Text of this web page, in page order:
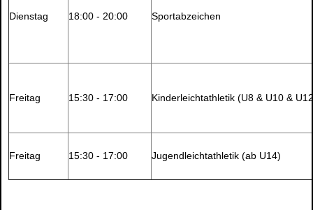
Dienstag 18:00 - 20:00 Sportabzeichen
Freitag 15:30 - 17:00 Kinderleichtathletik (U8 & U10 &
Freitag 15:30 - 17:00 Jugendleichtathletik (ab U14)